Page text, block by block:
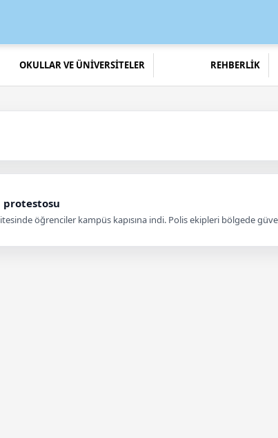
OKULLAR VE ÜNİVERSİTELER REHBERLİK
protestosu
öğrenciler kampüs kapısına indi. Polis ekipleri bölgede